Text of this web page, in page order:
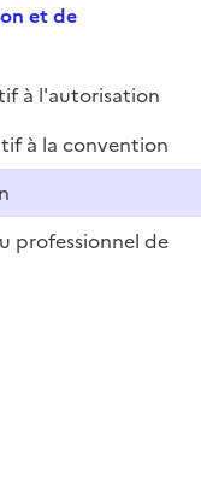
et de
à l'autorisation
à la convention
professionnel de